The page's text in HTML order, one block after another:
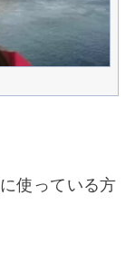
に使っている方